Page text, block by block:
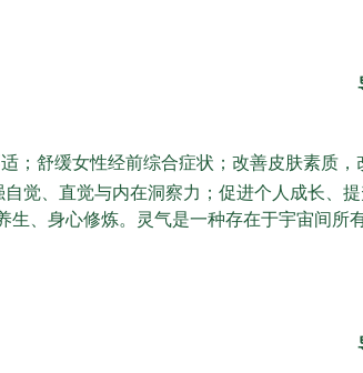
；舒缓女性经前综合症状；改善皮肤素质
觉、直觉与内在洞察力；促进个人成长、
、身心修炼。灵气是一种存在于宇宙间所